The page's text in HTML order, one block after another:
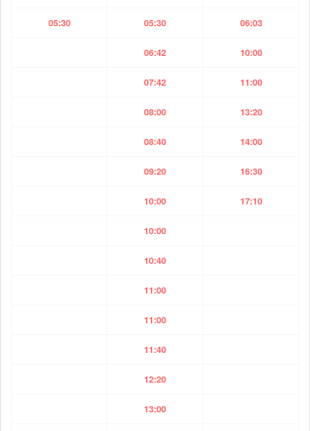
05:30 05:30 06:03
06:42 10:00
07:42 11:00
08:00 13:20
08:40 14:00
09:20 16:30
10:00 17:10
10:00
10:40
11:00
11:00
11:40
12:20
13:00